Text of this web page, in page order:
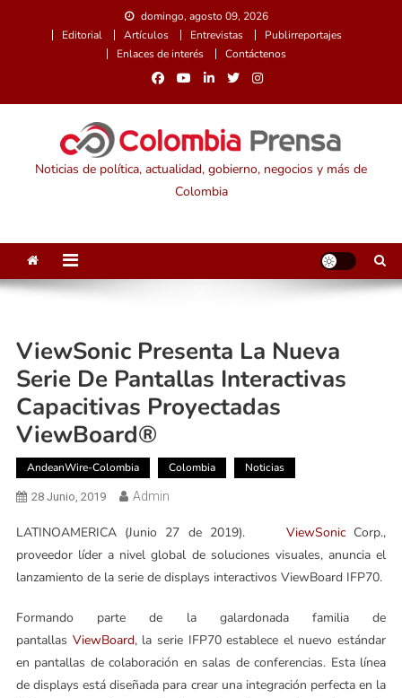
domingo, agosto 09, 2026
Editorial
Artículos Entrevistas
Publirreportajes
Enlaces de interés
Contáctenos
Noticias de política, actualidad, gobierno, negocios y más de
Colombia
ViewSonic Presenta La Nueva
Serie De Pantallas Interactivas
Capacitivas Proyectadas
ViewBoard®
AndeanWire-Colombia Colombia Noticias
28 Junio, 2019 Admin
LATINOAMERICA (Junio 27 de 2019). ViewSonicCorp.,
proveedor líder a nivel global de soluciones visuales, anuncia el
lanzamiento de la serie de displays interactivos ViewBoard IFP70.
Formando parte de la galardonada familia de
pantallas ViewBoard, la serie IFP70 establece el nuevo estándar
en pantallas de colaboración en salas de conferencias. Esta línea
de displays está diseñada para crear una integración perfecta en la